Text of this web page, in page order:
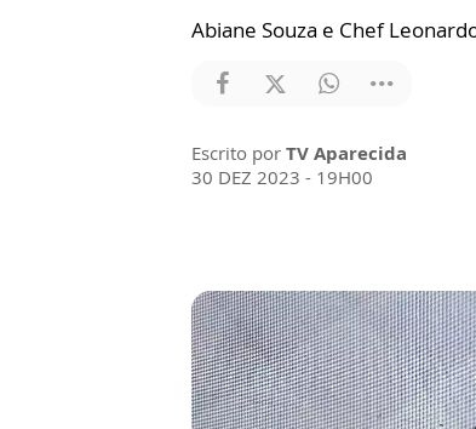
Abiane Souza e Chef
Escrito por TV Aparecida
30 DEZ 2023 - 19H00